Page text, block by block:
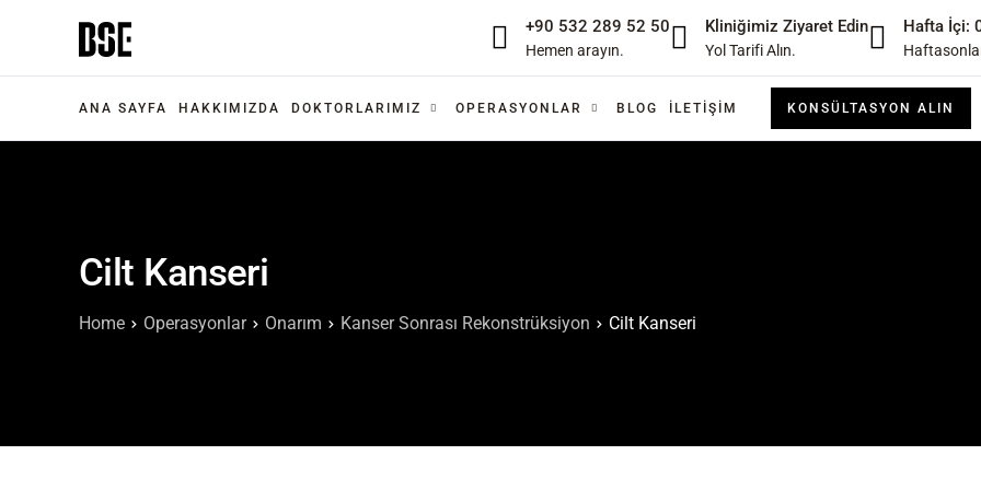
+90 532 289 52 50
Hemen arayın.
Kliniğimiz Ziyaret Edin
Yol Tarifi Alın.
Hafta İçi:
ANA SAYFA HAKKIMIZDA DOKTORLARIMIZ OPERASYONLAR BLOG İLETIŞIM KONSÜLTASYON ALIN
Cilt Kanseri
Home Operasyonlar Onarım Kanser Sonrası Rekonstrüksiyon Cilt Kanseri